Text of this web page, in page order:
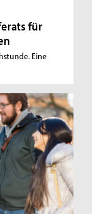
für
Eine